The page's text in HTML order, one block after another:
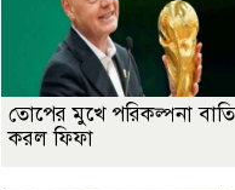
তোপের মুখে পরিকল্পনা
করল ফিফা